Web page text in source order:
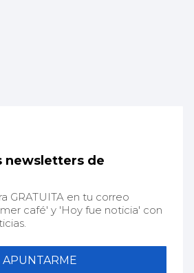
newsletters de
GRATUITA en tu correo
café' y 'Hoy fue noticia' con
APUNTARME